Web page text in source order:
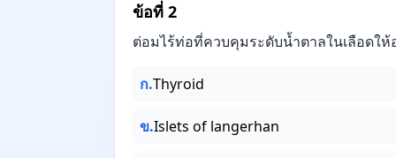
ข้อที่ 2
ต่อมไร้ท่อที่ควบคุมระดับน้ำตาลในเลือดใ
ก.Thyroid
ข.Islets of langerhan